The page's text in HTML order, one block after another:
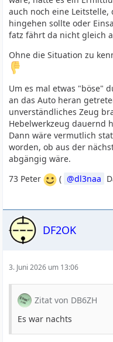
auch noch eine
hingehen sollte oder
fatz fährt da nicht gleich
Ohne die Situation zu
Um es mal etwas "böse"
an das Auto heran
unverständliches Zeug
Hebelwerkzeug dauernd
Dann wäre vermutlich
worden, ob aus der
abgängig wäre.
73 Peter
( dl3naa
DF2OK
3. Juni 2026 um 13:06
Zitat von DB6ZH
Es war nachts